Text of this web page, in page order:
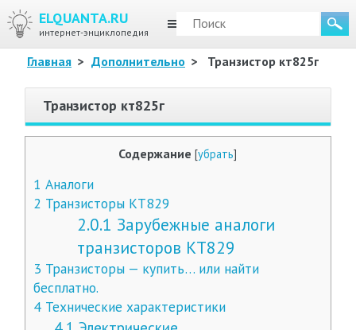
ELQUANTA.RU
интернет-энциклопедия
МЕНЮ
Главная > Дополнительно > Транзистор кт825г
Транзистор кт825г
Содержание [убрать]
1 Аналоги
2 Транзисторы КТ829
2.0.1 Зарубежные аналоги
транзисторов КТ829
3 Транзисторы — купить… или найти
бесплатно.
4Технические характеристики